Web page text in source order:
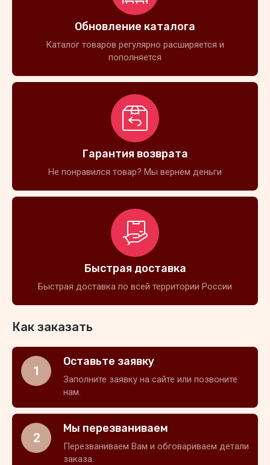
Обновление каталога
Каталог товаров регулярно расширяется и
пополняется
Гарантия возврата
Не понравился товар? Мы вернем деньги
Быстрая доставка
Быстрая доставка по всей территории России
Как заказать
1
Оставьте заявку
Заполните заявку на сайте или позвоните
нам.
2
Мы перезваниваем
Перезваниваем Вам и обговариваем детали
заказа.